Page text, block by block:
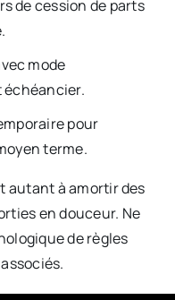
de cession de parts
mode
échéancier.
pour
terme.
autant à amortir des
en douceur. Ne
de règles